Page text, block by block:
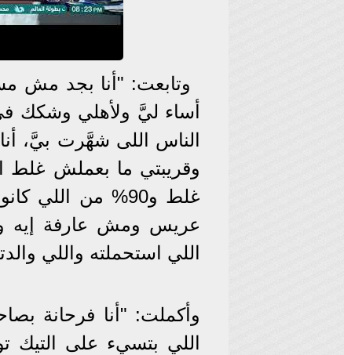
وتابعت: "أنا بجد مش
أساء ليَّ ولأهلي وشكك
الناس اللى شهَّرت بيَّ،
وقريبتي ما بعملش غلط
غلط و90% من
عريس ومش عارفة إيه
اللي استحملته واللي
وأكملت: "أنا فرحانة
اللي بتسيء على التيك